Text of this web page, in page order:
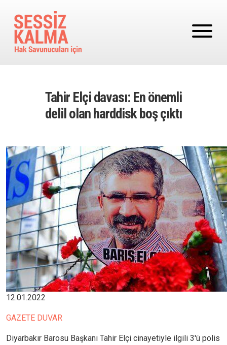
Tahir Elçi davası: En önemli
delil olan harddisk boş çıktı
Image
12.01.2022
GAZETE DUVAR
Diyarbakır Barosu Başkanı Tahir Elçi cinayetiyle ilgili 3'ü polis